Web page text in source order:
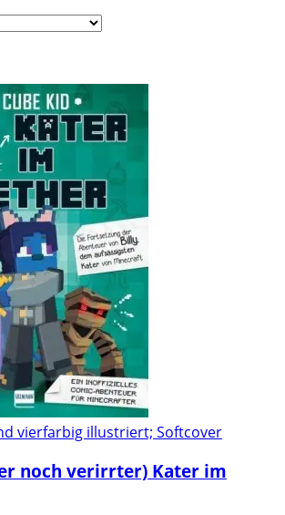
vierfarbig illustriert; Softcover
noch verirrter) Kater im